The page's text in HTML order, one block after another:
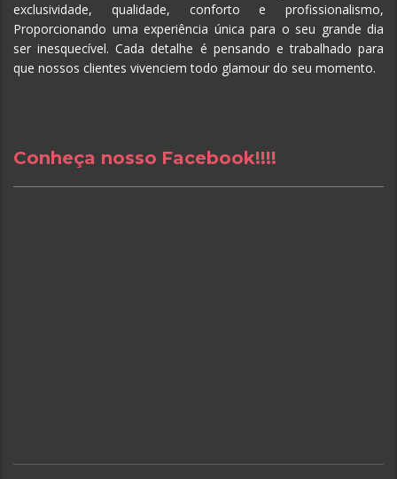
exclusividade, qualidade, conforto e profissionalismo,
Proporcionando uma experiência única para o seu grande dia
ser inesquecível.Cada detalhe é pensando e trabalhado para
que nossos clientes vivenciem todo glamour do seu momento.
Conheça nosso Facebook!!!!